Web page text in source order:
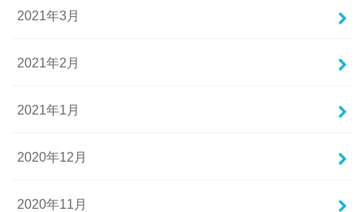
2021年3月
2021年2月
2021年1月
2020年12月
2020年11月